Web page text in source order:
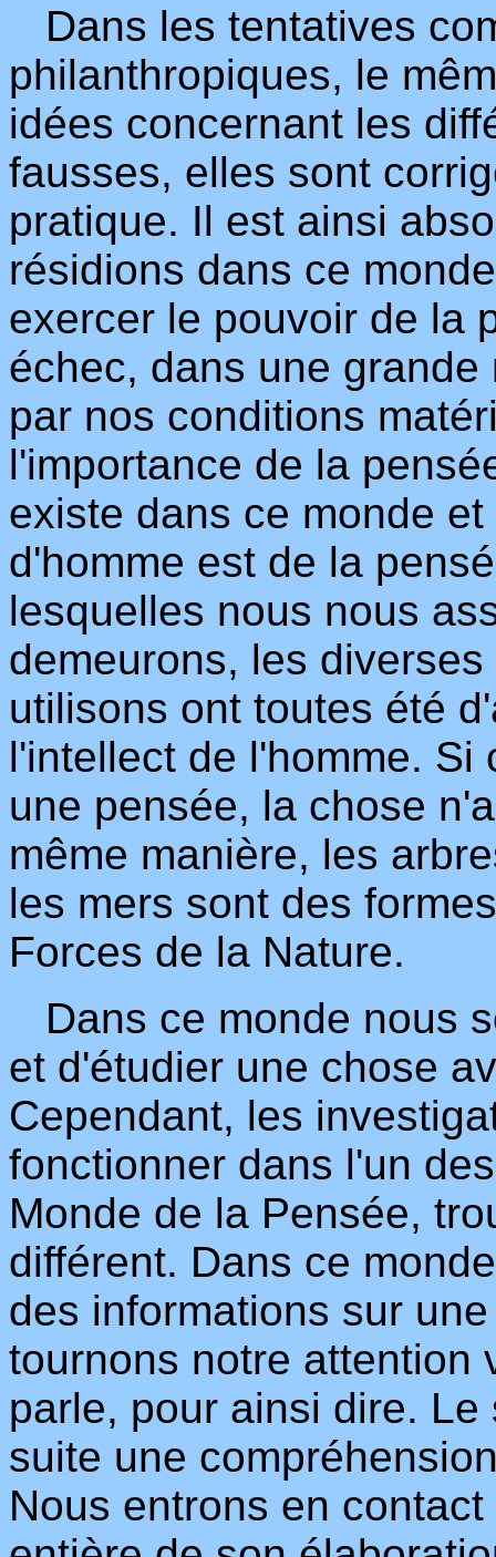
Dans les tentatives
philanthropiques, le
idées concernant les
fausses, elles sont
pratique. Il est ainsi
résidions dans ce
exercer le pouvoir de la
échec, dans une
par nos conditions
l'importance de la
existe dans ce monde
d'homme est de la
lesquelles nous nous
demeurons, les
utilisons ont toutes été
l'intellect de l'homme.
une pensée, la chose
même manière, les
les mers sont des
Forces de la Nature.
Dans ce monde nous
et d'étudier une chose
Cependant, les
fonctionner dans l'un
Monde de la Pensée,
différent. Dans ce
des informations sur
tournons notre attention
parle, pour ainsi dire.
suite une
Nous entrons en